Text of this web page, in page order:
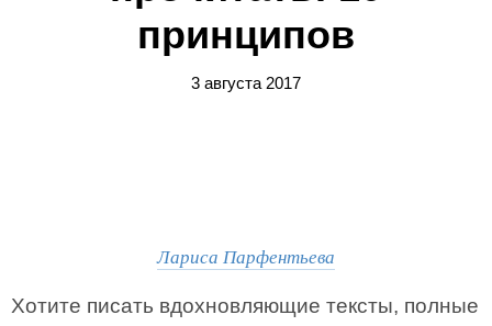
принципов
3 августа 2017
Лариса Парфентьева
Хотите писать вдохновляющие тексты, полные